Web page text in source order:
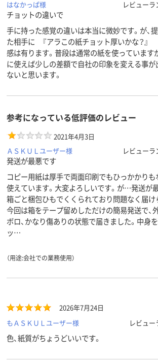
はなかっぱ様
レビューラ
チョットの違いで
手に持った感覚の違いは本当に微妙です。が、
た相手に 『アラこの紙チョット厚いかな？
感は有ります。普段は通常の紙を使っています
に使えば少しの差額で自社の印象を変える事
ないと思います。
参考になっている低評価のレビュー
2021年4月3日
ＡＳＫＵＬユーザー様
レビューラ
発送が最悪です
コピー用紙は厚手で両面印刷でもひっかかりも
使えています。大変よろしいです。が…発送が
箱ごと梱包ひもでくくられており問題なく届け
今回は箱をテープ留めしただけの簡易発送で、
ボロ、かなり傷ありの状態で届きました。中身
ッ…
（用途:会社での業務使用）
2026年7月24日
もＡＳＫＵＬユーザー様
レビュー
色、紙質がちょうどいいです。